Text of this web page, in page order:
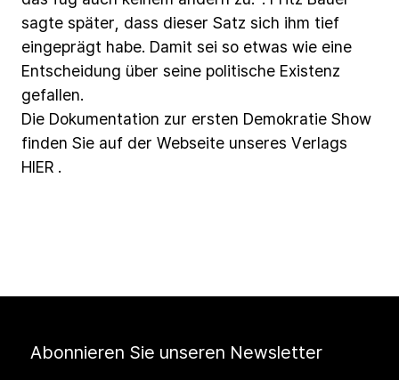
sagte später, dass dieser Satz sich ihm tief
eingeprägt habe. Damit sei so etwas wie eine
Entscheidung über seine politische Existenz
gefallen.
Die Dokumentation zur ersten Demokratie Show
finden Sie auf der Webseite unseres Verlags
HIER .
Abonnieren Sie unseren Newsletter